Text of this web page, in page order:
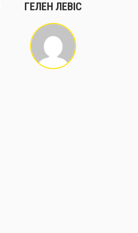
ГЕЛЕН ЛЕВІС